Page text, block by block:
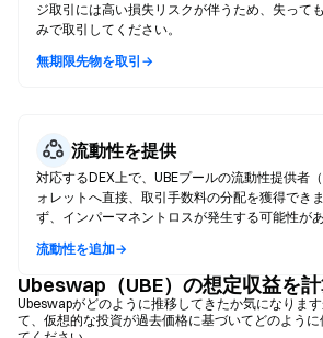
ジ取引には高い損失リスクが伴うため、失って
みで取引してください。
無期限先物を取引→
流動性を提供
対応するDEX上で、UBEプールの流動性提供者
ォレットへ直接、取引手数料の分配を獲得でき
ず、インパーマネントロスが発生する可能性があ
流動性を追加→
Ubeswap（UBE）の想定収益を
Ubeswapがどのように推移してきたか気になりま
て、仮想的な投資が過去価格に基づいてどのよう